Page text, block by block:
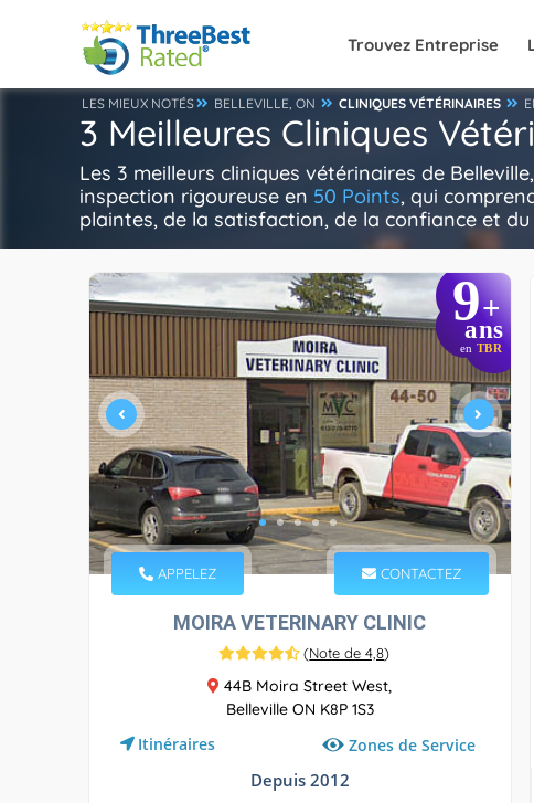
Trouvez Entreprise
LES MIEUX NOTÉS BELLEVILLE, ON CLINIQUES VÉTÉRINAIRES
3 Meilleures Cliniques
Les 3 meilleurs cliniques vétérinaires de
inspection rigoureuse en 50 Points, qui
plaintes, de la satisfaction, de la confiance et
9+
ans
en TBR
APPELEZ CONTACTEZ
MOIRA VETERINARY CLINIC
(Note de 4,8)
44B Moira Street West,
Belleville ON K8P 1S3
Itinéraires Zones de Service
Depuis 2012